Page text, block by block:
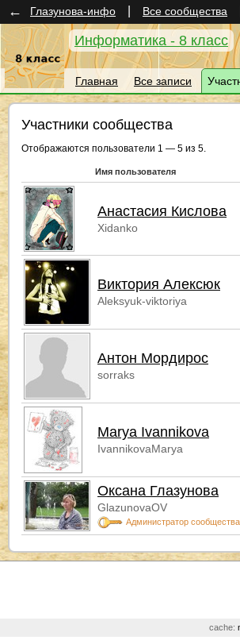
← Глазунова-инфо Все сообщества
Информатика - 8 класс
Главная Все записи
Участники сообщества
Отображаются пользователи 1 — 5 из 5.
Имя пользователя
Анастасия Кислова
Xidanko
Виктория Алексюк
Aleksyuk-viktoriya
Антон Мордирос
sorraks
Marya Ivannikova
IvannikovaMarya
Оксана Глазунова
GlazunovaOV
Администратор сообщества
cache: